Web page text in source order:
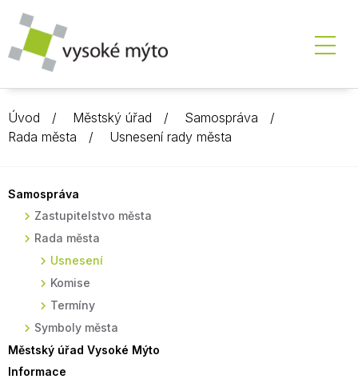
Úvod Městský úřad
Samospráva
Rada města
Usnesení rady města
Samospráva
Zastupitelstvo města
Rada města
Usnesení
Komise
Termíny
Symboly města
Městský úřad Vysoké Mýto
Informace